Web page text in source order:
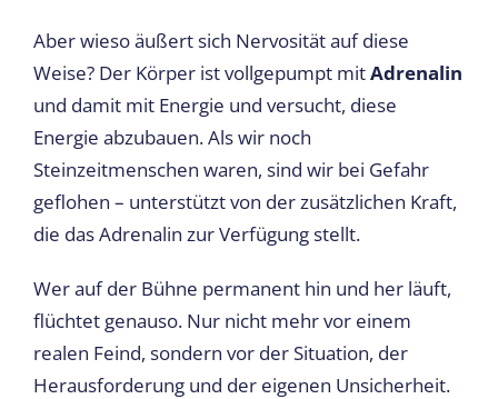
Aber wieso äußert sich Nervosität auf diese
Weise? Der Körper ist vollgepumpt mitAdrenalin
und damit mit Energie und versucht, diese
Energie abzubauen. Als wir noch
Steinzeitmenschen waren, sind wir bei Gefahr
geflohen – unterstützt von der zusätzlichen Kraft,
die das Adrenalin zur Verfügung stellt.
Wer auf der Bühne permanent hin und her läuft,
flüchtet genauso. Nur nicht mehr vor einem
realen Feind, sondern vor der Situation, der
Herausforderung und der eigenen Unsicherheit.